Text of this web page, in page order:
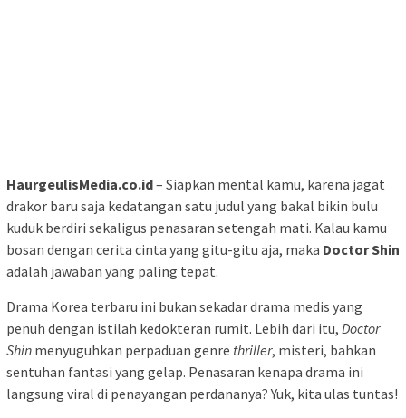
HaurgeulisMedia.co.id– Siapkan mental kamu, karena jagat
drakor baru saja kedatangan satu judul yang bakal bikin bulu
kuduk berdiri sekaligus penasaran setengah mati. Kalau kamu
bosan dengan cerita cinta yang gitu-gitu aja, maka Doctor Shin
adalah jawaban yang paling tepat.
Drama Korea terbaru ini bukan sekadar drama medis yang
penuh dengan istilah kedokteran rumit. Lebih dari itu, Doctor
Shin menyuguhkan perpaduan genre thriller, misteri, bahkan
sentuhan fantasi yang gelap. Penasaran kenapa drama ini
langsung viral di penayangan perdananya? Yuk, kita ulas tuntas!